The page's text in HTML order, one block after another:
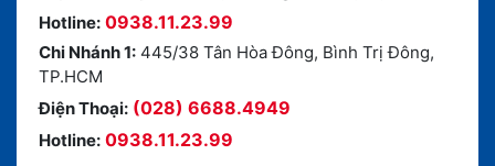
Hotline: 0938.11.23.99
Chi Nhánh 1: 445/38 Tân Hòa Đông, Bình Trị Đông,
TP.HCM
Điện Thoại: (028) 6688.4949
Hotline: 0938.11.23.99